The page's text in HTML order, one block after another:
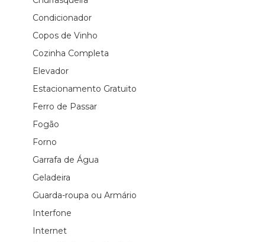
Condicionador
Copos de Vinho
Cozinha Completa
Elevador
Estacionamento Gratuito
Ferro de Passar
Fogão
Forno
Garrafa de Água
Geladeira
Guarda-roupa ou Armário
Interfone
Internet